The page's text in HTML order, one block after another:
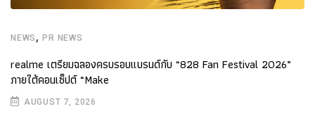
NEWS ,PR NEWS
realme เตรียมฉลองครบรอบแบรนด์กับ “828 Fan Festival 2026”
ภายใต้คอนเซ็ปต์ “Make
AUGUST 7, 2026